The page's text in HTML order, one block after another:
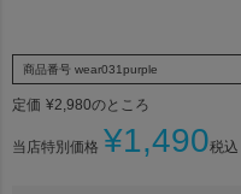
商品番号 wear031purple
定価 ¥2,980のところ
当店特別価格 ¥1,490税込